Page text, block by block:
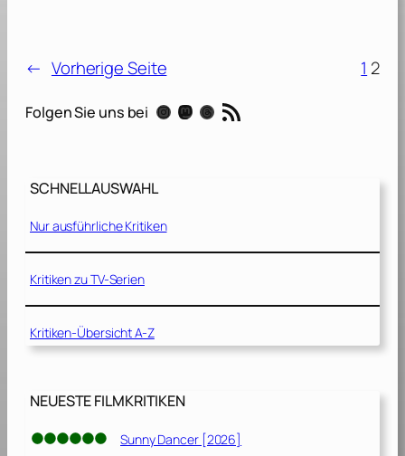
i
h
t
n
?
[
2
0
0
4
← Vorherige Seite 1 2
Folgen Sie uns bei Instagram Mastodon Threads RSS-Feed
SCHNELLAUSWAHL
Nur ausführliche Kritiken
Kritiken zu TV-Serien
Kritiken-Übersicht A-Z
NEUESTE FILMKRITIKEN
Sunny Dancer [2026]